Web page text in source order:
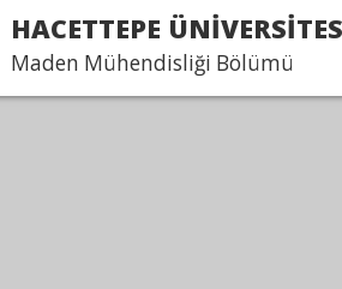
HACETTEPE
Maden Mühendisliği Bölümü